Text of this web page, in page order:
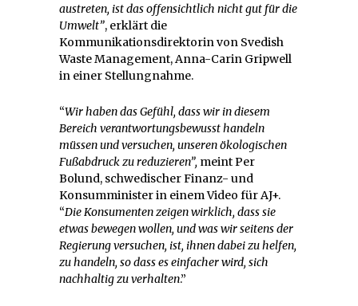
austreten, ist das offensichtlich nicht gut für die
Umwelt”, erklärt die
Kommunikationsdirektorin von Svedish
Waste Management, Anna-Carin Gripwell
in einer Stellungnahme.
“Wir haben das Gefühl, dass wir in diesem
Bereich verantwortungsbewusst handeln
müssen und versuchen, unseren ökologischen
Fußabdruck zu reduzieren”, meint Per
Bolund, schwedischer Finanz- und
Konsumminister in einem Video für AJ+.
“Die Konsumenten zeigen wirklich, dass sie
etwas bewegen wollen, und was wir seitens der
Regierung versuchen, ist, ihnen dabei zu helfen,
zu handeln, so dass es einfacher wird, sich
nachhaltig zu verhalten.”